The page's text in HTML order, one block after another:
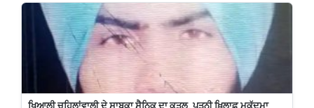
ਖਿਆਲੀ ਚਹਿਲਾਂਵਾਲੀ ਦੇ ਸਾਬਕਾ ਸੈਨਿਕ ਦਾ ਕਤਲ, ਪਤਨੀ ਖ਼ਿਲਾਫ਼ ਮੁਕੱਦਮਾ